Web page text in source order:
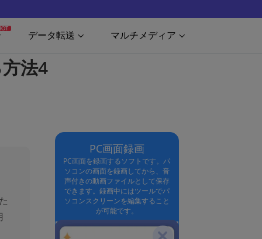
データ転送 マルチメディア
法4
PC画面録画
PC画面を録画するソフトです。パ
ソコンの画面を録画してから、音
声付きの動画ファイルとして保存
できます。録画中にはツールでパ
ソコンスクリーンを編集すること
が可能です。